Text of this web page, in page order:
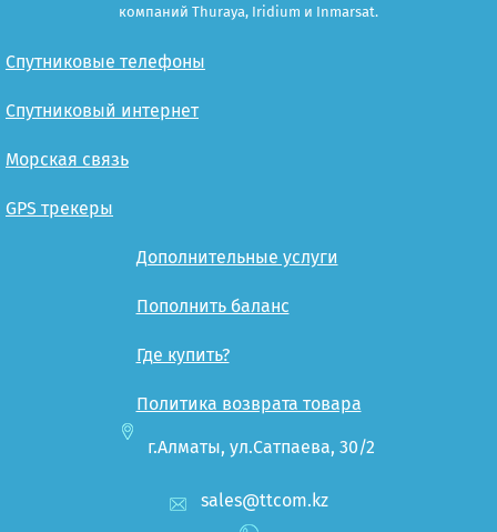
компаний Thuraya, Iridium и Inmarsat.
Спутниковые телефоны
Спутниковый интернет
Морская связь
GPS трекеры
Дополнительные услуги
Пополнить баланс
Где купить?
Политика возврата товара
г.Алматы, ул.Сатпаева, 30/2
sales@ttcom.kz